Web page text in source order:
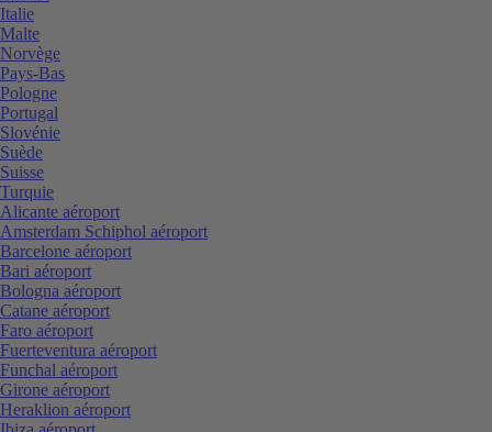
Italie
Malte
Norvège
Pays-Bas
Pologne
Portugal
Slovénie
Suède
Suisse
Turquie
Alicante aéroport
Amsterdam Schiphol aéroport
Barcelone aéroport
Bari aéroport
Bologna aéroport
Catane aéroport
Faro aéroport
Fuerteventura aéroport
Funchal aéroport
Girone aéroport
Heraklion aéroport